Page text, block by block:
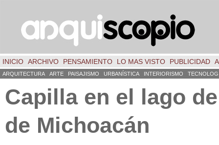
INICIO ARCHIVO PENSAMIENTO LO MAS VISTO PUBLICIDAD
ARQUITECTURA ARTE PAISAJISMO URBANÍSTICA INTERIORISMO
Capilla en el lago
de Michoacán